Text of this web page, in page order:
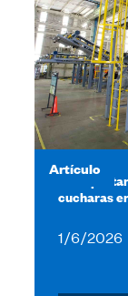
Artículo
La
cucharas
1/6/2026